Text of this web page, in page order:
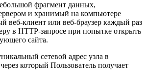
фрагмент данных,
и хранимый на компьютере
веб-клиент или веб-браузер каждый раз
в HTTP-запросе при попытке открыть
сайта.
сетевой адрес узла в
который Пользователь получает